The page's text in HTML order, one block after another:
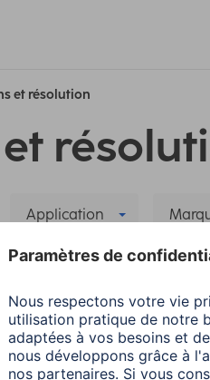
et résolution
Application
sur la nouvelle